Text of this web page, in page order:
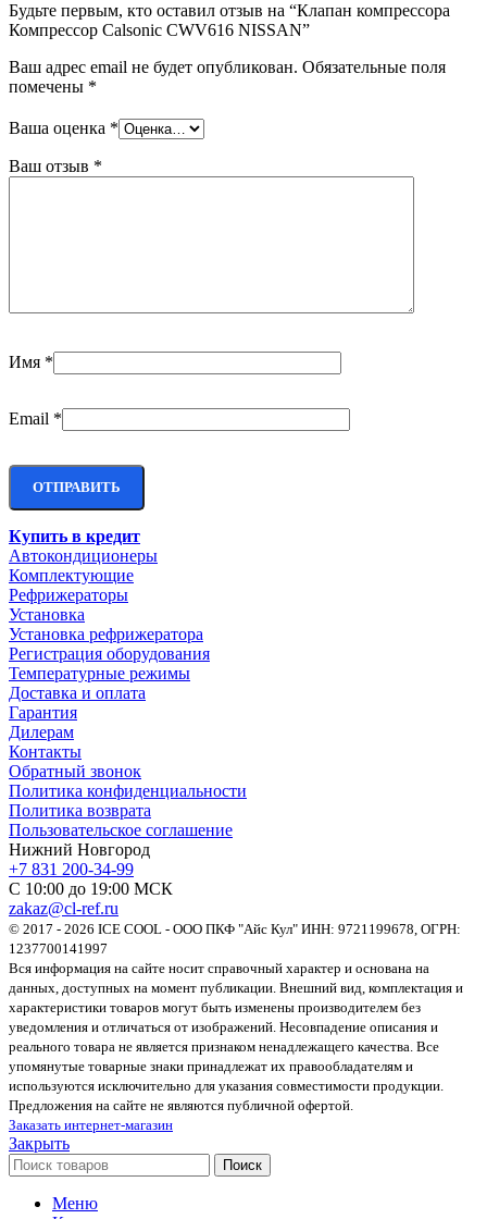
Будьте первым, кто оставил отзыв на “Клапан компрессора
Компрессор Calsonic CWV616 NISSAN”
Ваш адрес email не будет опубликован. Обязательные поля
помечены *
Ваша оценка *
Ваш отзыв *
Имя *
Email *
Купить в кредит
Автокондиционеры
Комплектующие
Рефрижераторы
Установка
Установка рефрижератора
Регистрация оборудования
Температурные режимы
Доставка и оплата
Гарантия
Дилерам
Контакты
Обратный звонок
Политика конфиденциальности
Политика возврата
Пользовательское соглашение
Нижний Новгород
+7 831 200-34-99
С 10:00 до 19:00 МСК
zakaz@cl-ref.ru
© 2017 - 2026 ICE COOL - ООО ПКФ "Айс Кул" ИНН: 9721199678, ОГРН:
1237700141997
Вся информация на сайте носит справочный характер и основана на
данных, доступных на момент публикации. Внешний вид, комплектация и
характеристики товаров могут быть изменены производителем без
уведомления и отличаться от изображений. Несовпадение описания и
реального товара не является признаком ненадлежащего качества. Все
упомянутые товарные знаки принадлежат их правообладателям и
используются исключительно для указания совместимости продукции.
Предложения на сайте не являются публичной офертой.
Заказать интернет-магазин
Закрыть
Поиск
Меню